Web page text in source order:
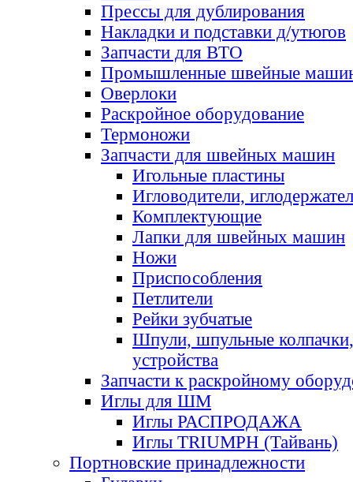
Прессы для дублирования
Накладки и подставки д/утюгов
Запчасти для ВТО
Промышленные швейные
Оверлоки
Раскройное оборудование
Термоножи
Запчасти для швейных машин
Игольные пластины
Игловодители,
Комплектующие
Лапки для швейных машин
Ножи
Приспособления
Петлители
Рейки зубчатые
Шпули, шпульные
устройства
Запчасти к раскройному
Иглы для ШМ
Иглы РАСПРОДАЖА
Иглы TRIUMPH (Тайвань)
Портновские принадлежности